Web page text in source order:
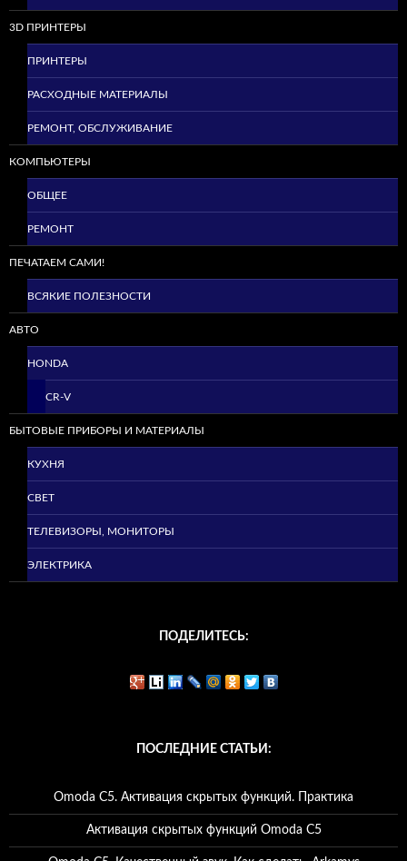
3D ПРИНТЕРЫ
ПРИНТЕРЫ
РАСХОДНЫЕ МАТЕРИАЛЫ
РЕМОНТ, ОБСЛУЖИВАНИЕ
КОМПЬЮТЕРЫ
ОБЩЕЕ
РЕМОНТ
ПЕЧАТАЕМ САМИ!
ВСЯКИЕ ПОЛЕЗНОСТИ
АВТО
HONDA
CR-V
БЫТОВЫЕ ПРИБОРЫ И МАТЕРИАЛЫ
КУХНЯ
СВЕТ
ТЕЛЕВИЗОРЫ, МОНИТОРЫ
ЭЛЕКТРИКА
ПОДЕЛИТЕСЬ:
ПОСЛЕДНИЕ СТАТЬИ:
Omoda C5. Активация скрытых функций. Практика
Активация скрытых функций Omoda C5